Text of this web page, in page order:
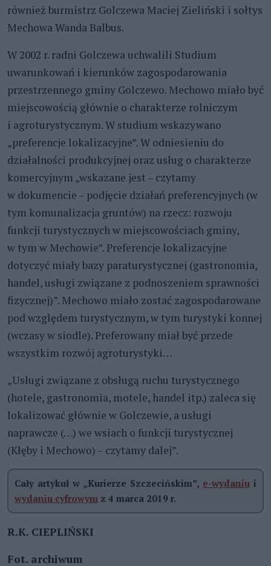
również burmistrz Golczewa Maciej Zieliński i sołtys
Mechowa Wanda Balbus.
W 2002 r. radni Golczewa uchwalili Studium
uwarunkowań i kierunków zagospodarowania
przestrzennego gminy Golczewo. Mechowo miało być
miejscowością głównie o charakterze rolniczym
i agroturystycznym. W studium wskazywano
„preferencje lokalizacyjne”. W odniesieniu do
działalności produkcyjnej oraz usług o charakterze
komercyjnym „wskazane jest – czytamy
w dokumencie – podjęcie działań preferencyjnych (w
tym komunalizacja gruntów) na rzecz: rozwoju
funkcji turystycznych w miejscowościach gminy,
w tym w Mechowie”. Preferencje lokalizacyjne
dotyczyć miały bazy paraturystycznej (gastronomia,
handel, usługi związane z podnoszeniem sprawności
fizycznej)”. Mechowo miało zostać zagospodarowane
pod względem turystycznym, w tym turystyki konnej
(wczasy w siodle). Preferowany miał być przede
wszystkim rozwój agroturystyki…
„Usługi związane z obsługą ruchu turystycznego
(hotele, gastronomia, motele, handel itp.) zaleca się
lokalizować głównie w Golczewie, a usługi
naprawcze (…) we wsiach o funkcji turystycznej
(Kłęby i Mechowo) – czytamy dalej”.
Cały artykuł w „Kurierze Szczecińskim”, e-wydaniu i
wydaniu cyfrowym z 4 marca 2019 r.
R.K. CIEPLIŃSKI
Fot. archiwum